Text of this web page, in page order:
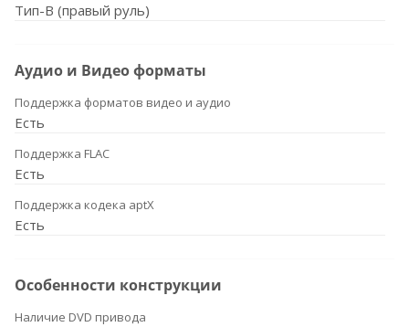
Тип-B (правый руль)
Аудио и Видео форматы
Поддержка форматов видео и аудио
Есть
Поддержка FLAC
Есть
Поддержка кодека aptX
Есть
Особенности конструкции
Наличие DVD привода